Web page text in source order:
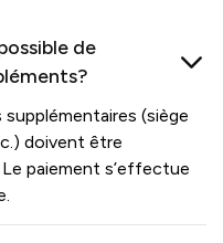
de
(siège
doivent être
paiement s’effectue